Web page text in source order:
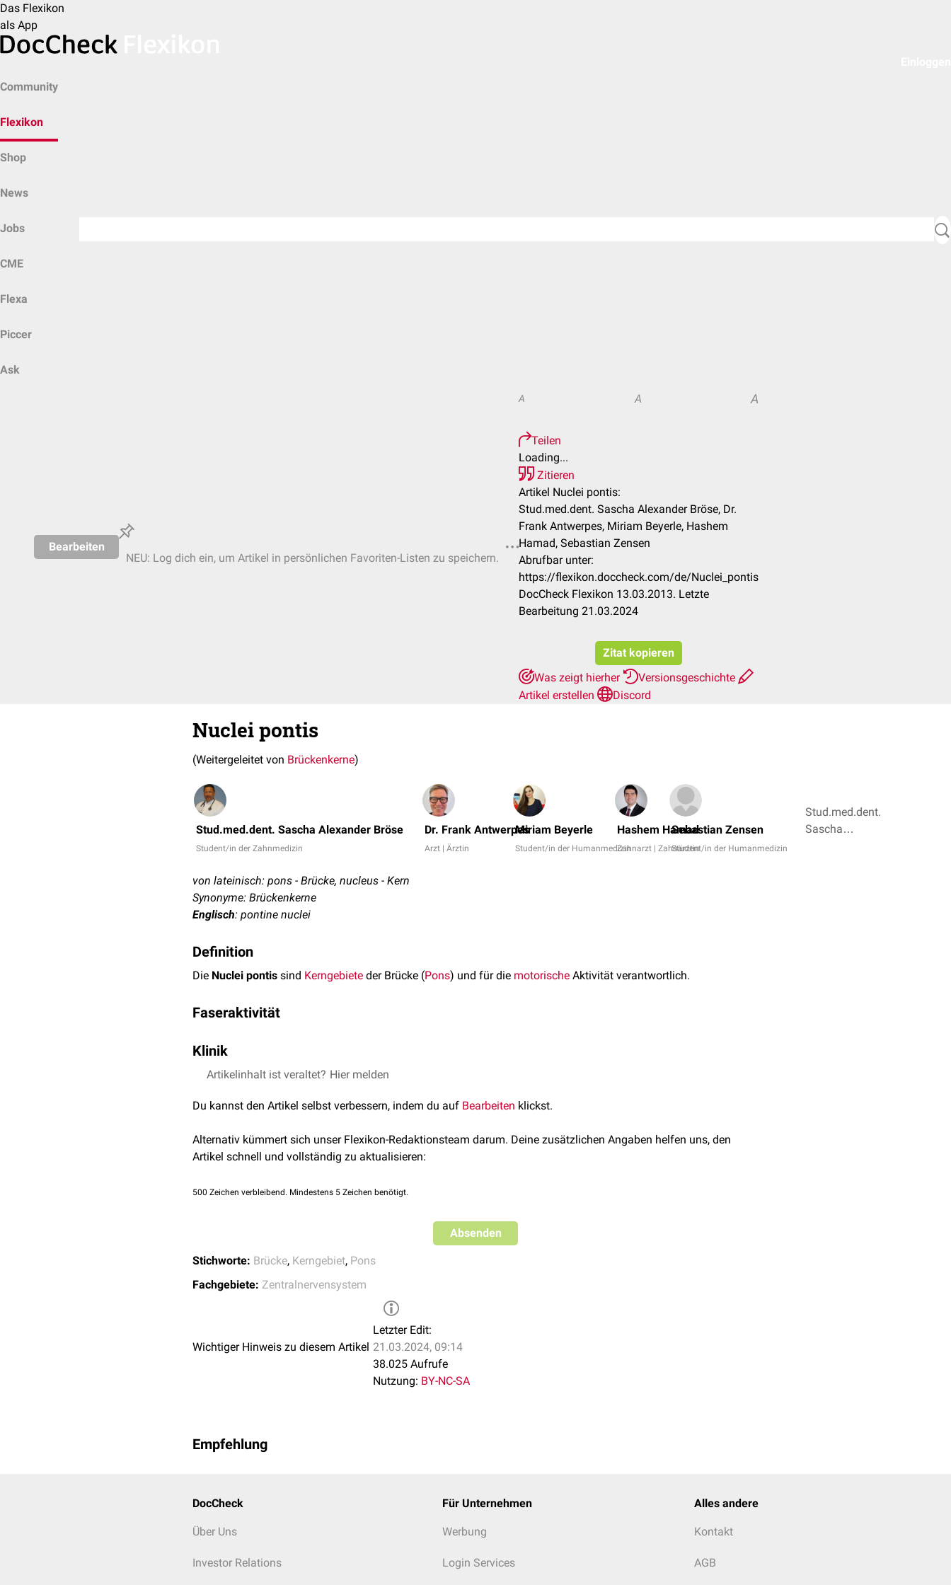
Das Flexikon
als App
Community
Flexikon
Shop
News
Jobs
CME
Flexa
Piccer
Ask
Bearbeiten
NEU: Log dich ein, um Artikel in persönlichen Favoriten-Listen zu speichern.
A A A
Teilen
Loading...
Zitieren
Artikel Nuclei pontis:
Stud.med.dent. Sascha Alexander Bröse, Dr.
Frank Antwerpes, Miriam Beyerle, Hashem
Hamad, Sebastian Zensen
Abrufbar unter:
https://flexikon.doccheck.com/de/Nuclei_pontis
DocCheck Flexikon 13.03.2013. Letzte
Bearbeitung 21.03.2024
Zitat kopieren
Was zeigt hierher
Versionsgeschichte
Artikel erstellen
Discord
Nuclei pontis
(Weitergeleitet von Brückenkerne)
Stud.med.dent. Sascha Alexander Bröse
Student/in der Zahnmedizin
Dr. Frank Antwerpes
Arzt | Ärztin
Miriam Beyerle
Student/in der Humanmedizin
Hashem Hamad
Zahnarzt | Zahnärztin
Sebastian Zensen
Student/in der Humanmedizin
Stud.med.dent.
Sascha
von lateinisch: pons - Brücke, nucleus - Kern
Synonyme: Brückenkerne
Englisch: pontine nuclei
Definition
Die Nuclei pontis sind Kerngebiete der Brücke (Pons) und für die motorische Aktivität verantwortlich.
Faseraktivität
ipsilateral
und das Erlernen neuer Bewegungsmuster.
cerebellaris mediusinsPontocerebellum desKleinhirns.
Klinik
Ein Ausfall der Brückenkerne unterbindet die Weiterleitung von Informationen des
die Brückenkerne hindurch diePyramidenbahn zieht, ist sie bei einer Läsion meist mitbetroffen, dies führt zu
Artikelinhalt ist veraltet? Hier melden
Du kannst den Artikel selbst verbessern, indem du auf Bearbeiten klickst.
Alternativ kümmert sich unser Flexikon-Redaktionsteam darum. Deine zusätzlichen Angaben helfen uns, den
Artikel schnell und vollständig zu aktualisieren:
500 Zeichen verbleibend. Mindestens 5 Zeichen benötigt.
Absenden
Stichworte: Brücke, Kerngebiet, Pons
Fachgebiete: Zentralnervensystem
Wichtiger Hinweis zu diesem Artikel
Letzter Edit:
21.03.2024, 09:14
38.025 Aufrufe
Nutzung: BY-NC-SA
Empfehlung
DocCheck
Über Uns
Investor Relations
Für Unternehmen
Werbung
Login Services
Alles andere
Kontakt
AGB